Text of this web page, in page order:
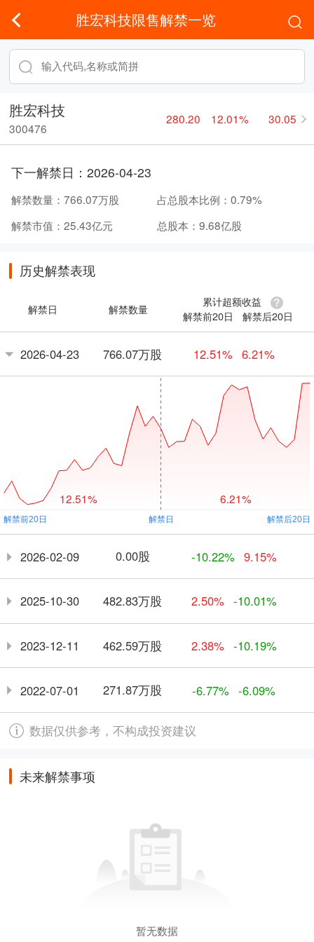
胜宏科技限售解禁一览
胜宏科技
300476
280.20 12.01% 30.05
下一解禁日： 2026-04-23
解禁数量： 766.07万股 占总股本比例： 0.79%
解禁市值： 25.43亿元 总股本： 9.68亿股
历史解禁表现
解禁日 解禁数量
累计超额收益
解禁前20日
解禁后20日
2026-04-23 766.07万股 12.51% 6.21%
12.51% 6.21%
2026-02-09 0.00股 -10.22% 9.15%
2025-10-30 482.83万股 2.50% -10.01%
2023-12-11 462.59万股 2.38% -10.19%
2022-07-01 271.87万股 -6.77% -6.09%
数据仅供参考，不构成投资建议
未来解禁事项
暂无数据